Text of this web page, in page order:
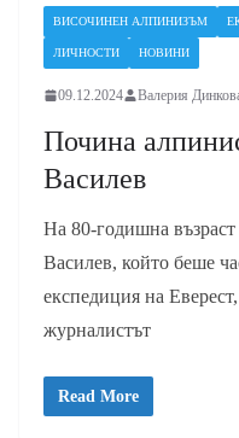
ВИСОЧИНЕН АЛПИНИЗЪМ
ЛИЧНОСТИ НОВИНИ
09.12.2024 Валерия
Почина
Василев
На 80-годишна
Василев, който беше
експедиция на
журналистът
Read More